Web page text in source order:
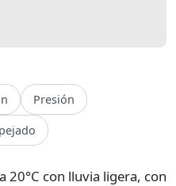
Presión
20°C con lluvia ligera, con